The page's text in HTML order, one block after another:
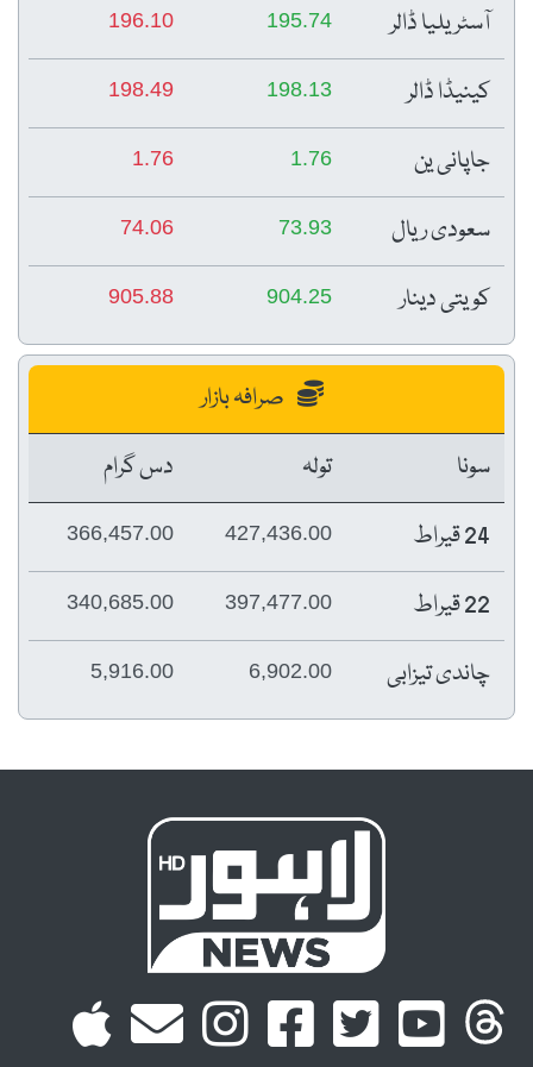
آسٹریلیا ڈالر 195.74
196.10
کینیڈا ڈالر 198.13
198.49
جاپانی ین 1.76
1.76
سعودی ریال 73.93
74.06
کویتی دینار 904.25
905.88
صرافہ بازار
سونا
تولہ
دس گرام
24 قیراط
427,436.00
366,457.00
22 قیراط 397,477.00
340,685.00
چاندی تیزابی 6,902.00
5,916.00